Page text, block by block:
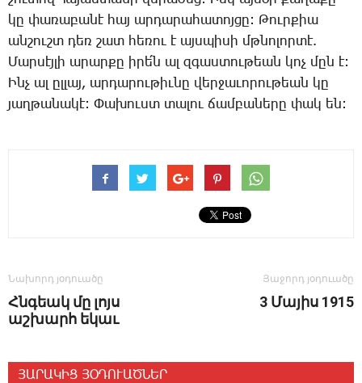
կը փա­ռա­բա­նէ հայ ար­դա­րա­հա­տոյ­ցը: ­Թուր­քիա
ան­շուշտ դեռ շատ հե­ռու է այս­պի­սի մթնո­լոր­տէ.
­Մար­սէյ­լի ա­րար­քը ի­րե՛ն ալ զգաս­տու­թեան կոչ մըն է:
Ինչ ալ ըլ­լայ, ար­դա­րու­թիւ­նը վեր­ջա­ւո­րու­թեան կը
յաղ­թա­նա­կէ: ­Փա­խուստ տա­լու ճամ­բա­նե­րը փակ են:
Նախորդ յօդուածը
Հնգեակ մը լոյս
աշխարհ եկաւ
Յաջորդ յօդուածը
3 ­Մա­յիս 1915
ՅԱՐԱԿԻՑ ՅՕԴՈՒԱԾՆԵՐ